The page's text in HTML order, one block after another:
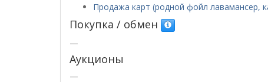
Продажа карт (родной фойл лавамансер,
Покупка / обмен
—
Аукционы
—